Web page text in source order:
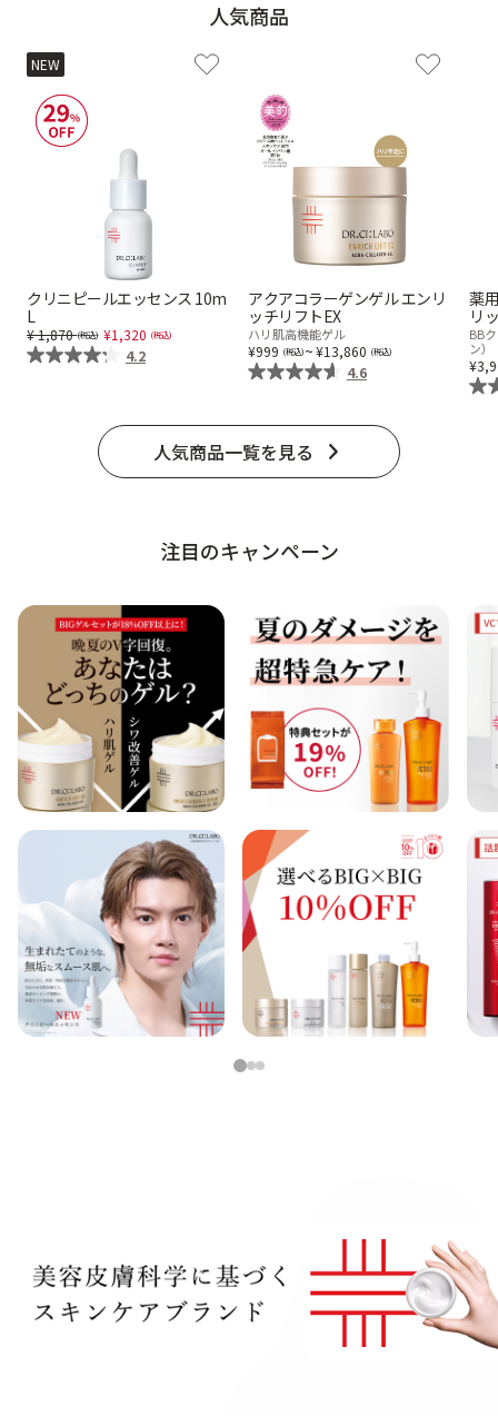
敏感・肌あれ
お悩みから探す TOP
ベストコスメ受賞商品
メイク・ボディ・ヘアケア
クーポン＆ポイント
アウトレット商品
定期便
人気商品
NEW
クリニピールエッセンス 10m
L
Price reduced from
1,870to
1,320
4.2
アクアコラーゲンゲル エンリ
ッチリフトEX
ハリ肌高機能ゲル
999 ~ 13,860
4.6
薬
リ
BB
ン）
人気商品一覧を見る
注目のキャンペーン
123